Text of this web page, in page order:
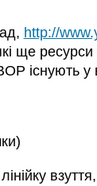
http://
ще
існують у